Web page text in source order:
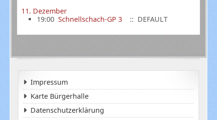
11. Dezember
19:00 Schnellschach-GP 3 :: DEFAULT
Impressum
Karte Bürgerhalle
Datenschutzerklärung